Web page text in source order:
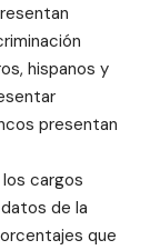
hispanos y
presentan
cargos
de la
que